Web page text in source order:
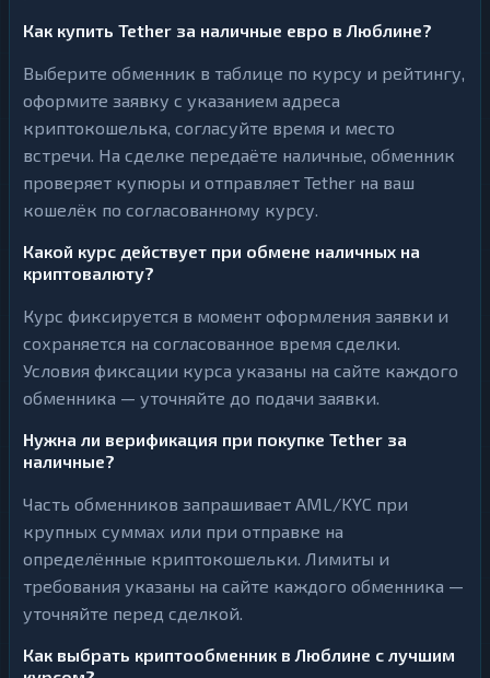
Как купить Tether за наличные евро в Люблине?
Выберите обменник в таблице по курсу и рейтингу,
оформите заявку с указанием адреса
криптокошелька, согласуйте время и место
встречи. На сделке передаёте наличные, обменник
проверяет купюры и отправляет Tether на ваш
кошелёк по согласованному курсу.
Какой курс действует при обмене наличных на
криптовалюту?
Курс фиксируется в момент оформления заявки и
сохраняется на согласованное время сделки.
Условия фиксации курса указаны на сайте каждого
обменника — уточняйте до подачи заявки.
Нужна ли верификация при покупке Tether за
наличные?
Часть обменников запрашивает AML/KYC при
крупных суммах или при отправке на
определённые криптокошельки. Лимиты и
требования указаны на сайте каждого обменника —
уточняйте перед сделкой.
Как выбрать криптообменник в Люблине с лучшим